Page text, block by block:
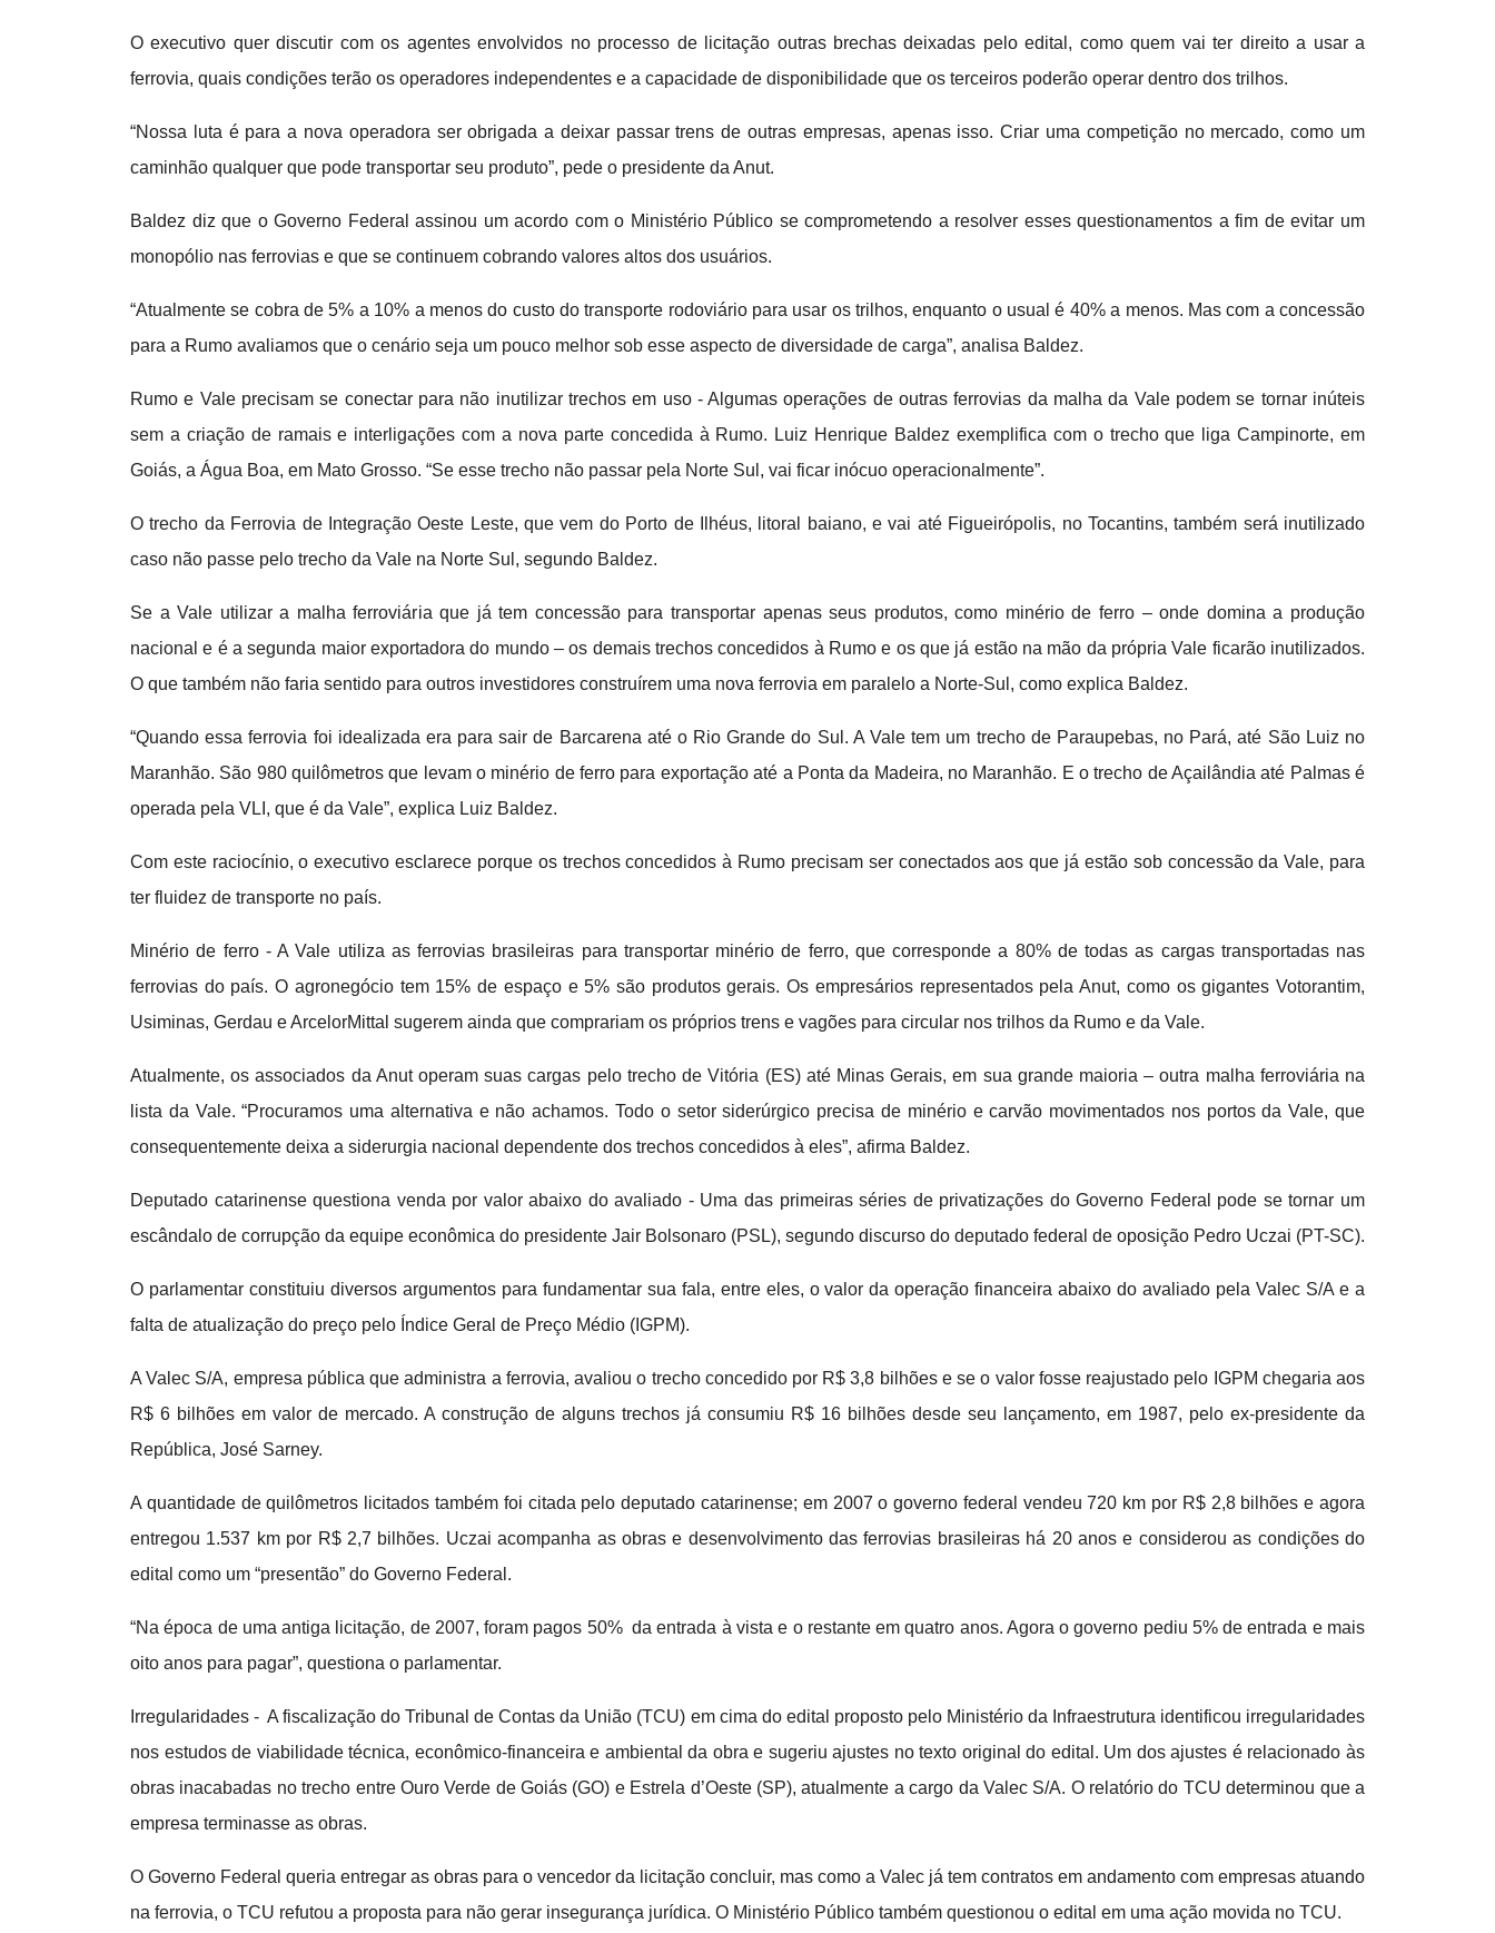
O executivo quer discutir com os agentes envolvidos no processo de licitação outras brechas deixadas pelo edital, como quem vai ter direito a usar a
ferrovia, quais condições terão os operadores independentes e a capacidade de disponibilidade que os terceiros poderão operar dentro dos trilhos.
“Nossa luta é para a nova operadora ser obrigada a deixar passar trens de outras empresas, apenas isso. Criar uma competição no mercado, como um
caminhão qualquer que pode transportar seu produto”, pede o presidente da Anut.
Baldez diz que o Governo Federal assinou um acordo com o Ministério Público se comprometendo a resolver esses questionamentos a fim de evitar um
monopólio nas ferrovias e que se continuem cobrando valores altos dos usuários.
“Atualmente se cobra de 5% a 10% a menos do custo do transporte rodoviário para usar os trilhos, enquanto o usual é 40% a menos. Mas com a concessão
para a Rumo avaliamos que o cenário seja um pouco melhor sob esse aspecto de diversidade de carga”, analisa Baldez.
Rumo e Vale precisam se conectar para não inutilizar trechos em uso - Algumas operações de outras ferrovias da malha da Vale podem se tornar inúteis
sem a criação de ramais e interligações com a nova parte concedida à Rumo. Luiz Henrique Baldez exemplifica com o trecho que liga Campinorte, em
Goiás, a Água Boa, em Mato Grosso. “Se esse trecho não passar pela Norte Sul, vai ficar inócuo operacionalmente”.
O trecho da Ferrovia de Integração Oeste Leste, que vem do Porto de Ilhéus, litoral baiano, e vai até Figueirópolis, no Tocantins, também será inutilizado
caso não passe pelo trecho da Vale na Norte Sul, segundo Baldez.
Se a Vale utilizar a malha ferroviária que já tem concessão para transportar apenas seus produtos, como minério de ferro – onde domina a produção
nacional e é a segunda maior exportadora do mundo – os demais trechos concedidos à Rumo e os que já estão na mão da própria Vale ficarão inutilizados.
O que também não faria sentido para outros investidores construírem uma nova ferrovia em paralelo a Norte-Sul, como explica Baldez.
“Quando essa ferrovia foi idealizada era para sair de Barcarena até o Rio Grande do Sul. A Vale tem um trecho de Paraupebas, no Pará, até São Luiz no
Maranhão. São 980 quilômetros que levam o minério de ferro para exportação até a Ponta da Madeira, no Maranhão. E o trecho de Açailândia até Palmas é
operada pela VLI, que é da Vale”, explica Luiz Baldez.
Com este raciocínio, o executivo esclarece porque os trechos concedidos à Rumo precisam ser conectados aos que já estão sob concessão da Vale, para
ter fluidez de transporte no país.
Minério de ferro - A Vale utiliza as ferrovias brasileiras para transportar minério de ferro, que corresponde a 80% de todas as cargas transportadas nas
ferrovias do país. O agronegócio tem 15% de espaço e 5% são produtos gerais. Os empresários representados pela Anut, como os gigantes Votorantim,
Usiminas, Gerdau e ArcelorMittal sugerem ainda que comprariam os próprios trens e vagões para circular nos trilhos da Rumo e da Vale.
Atualmente, os associados da Anut operam suas cargas pelo trecho de Vitória (ES) até Minas Gerais, em sua grande maioria – outra malha ferroviária na
lista da Vale. “Procuramos uma alternativa e não achamos. Todo o setor siderúrgico precisa de minério e carvão movimentados nos portos da Vale, que
consequentemente deixa a siderurgia nacional dependente dos trechos concedidos à eles”, afirma Baldez.
Deputado catarinense questiona venda por valor abaixo do avaliado - Uma das primeiras séries de privatizações do Governo Federal pode se tornar um
escândalo de corrupção da equipe econômica do presidente Jair Bolsonaro (PSL), segundo discurso do deputado federal de oposição Pedro Uczai (PT-SC).
O parlamentar constituiu diversos argumentos para fundamentar sua fala, entre eles, o valor da operação financeira abaixo do avaliado pela Valec S/A e a
falta de atualização do preço pelo Índice Geral de Preço Médio (IGPM).
A Valec S/A, empresa pública que administra a ferrovia, avaliou o trecho concedido por R$ 3,8 bilhões e se o valor fosse reajustado pelo IGPM chegaria aos
R$ 6 bilhões em valor de mercado. A construção de alguns trechos já consumiu R$ 16 bilhões desde seu lançamento, em 1987, pelo ex-presidente da
República, José Sarney.
A quantidade de quilômetros licitados também foi citada pelo deputado catarinense; em 2007 o governo federal vendeu 720 km por R$ 2,8 bilhões e agora
entregou 1.537 km por R$ 2,7 bilhões. Uczai acompanha as obras e desenvolvimento das ferrovias brasileiras há 20 anos e considerou as condições do
edital como um “presentão” do Governo Federal.
“Na época de uma antiga licitação, de 2007, foram pagos 50% da entrada à vista e o restante em quatro anos. Agora o governo pediu 5% de entrada e mais
oito anos para pagar”, questiona o parlamentar.
Irregularidades - A fiscalização do Tribunal de Contas da União (TCU) em cima do edital proposto pelo Ministério da Infraestrutura identificou irregularidades
nos estudos de viabilidade técnica, econômico-financeira e ambiental da obra e sugeriu ajustes no texto original do edital. Um dos ajustes é relacionado às
obras inacabadas no trecho entre Ouro Verde de Goiás (GO) e Estrela d’Oeste (SP), atualmente a cargo da Valec S/A. O relatório do TCU determinou que a
empresa terminasse as obras.
O Governo Federal queria entregar as obras para o vencedor da licitação concluir, mas como a Valec já tem contratos em andamento com empresas atuando
na ferrovia, o TCU refutou a proposta para não gerar insegurança jurídica. O Ministério Público também questionou o edital em uma ação movida no TCU.